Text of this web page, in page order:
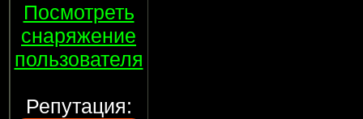
Посмотреть
снаряжение
пользователя
Репутация: